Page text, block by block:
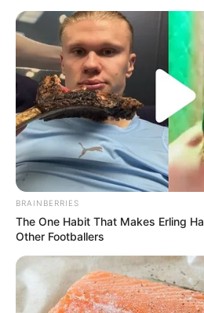
Fonte: Matheus Machado -
SALVAR VIDAS
Share FacebookWhatsAppTelegram X
BRAINBERRIES
The One Habit That Makes Erling
Other Footballers